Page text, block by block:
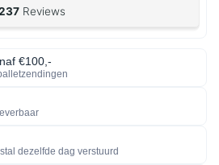
€100,-
dezelfde dag verstuurd